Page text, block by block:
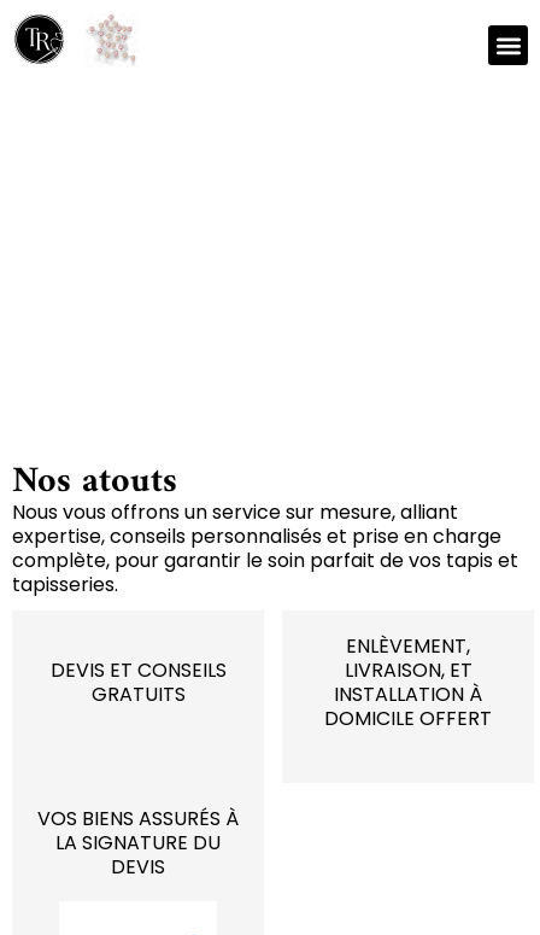
Nos atouts
Nous vous offrons un service sur mesure, alliant
expertise, conseils personnalisés et prise en charge
complète, pour garantir le soin parfait de vos tapis et
tapisseries.
DEVIS ET CONSEILS
GRATUITS
ENLÈVEMENT,
LIVRAISON, ET
INSTALLATION À
DOMICILE OFFERT
VOS BIENS ASSURÉS À
LA SIGNATURE DU
DEVIS